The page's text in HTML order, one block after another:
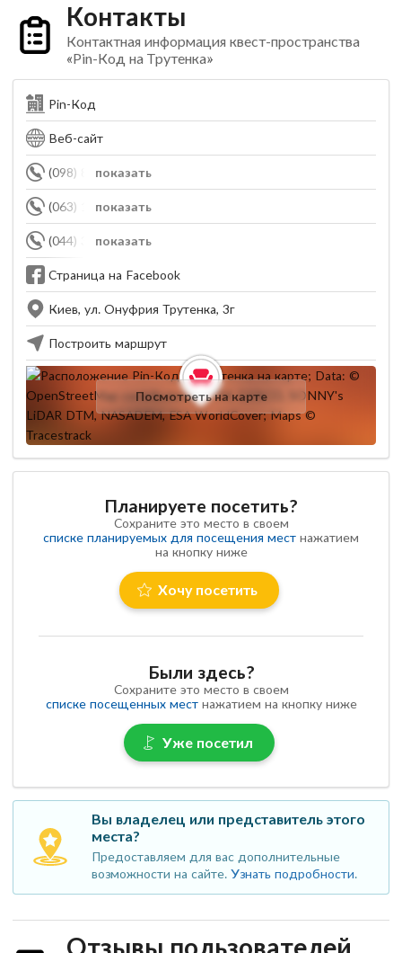
Контакты
Контактная информация квест-пространства
«Pin-Код на Трутенка»
Pin-Код
Веб-сайт
показать
(098) 840-65-61
показать
(063) 148-57-52
показать
(044) 353-34-07
Страница на Facebook
Киев, ул. Онуфрия Трутенка, 3г
Построить маршрут
Посмотреть на карте
Планируете посетить?
Сохраните это место в своем
списке планируемых для посещения мест нажатием
на кнопку ниже
Хочу посетить
Были здесь?
Сохраните это место в своем
списке посещенных местнажатием на кнопку ниже
Уже посетил
Вы владелец или представитель этого
места?
Предоставляем для вас дополнительные
возможности на сайте.Узнать подробности.
Отзывы пользователей